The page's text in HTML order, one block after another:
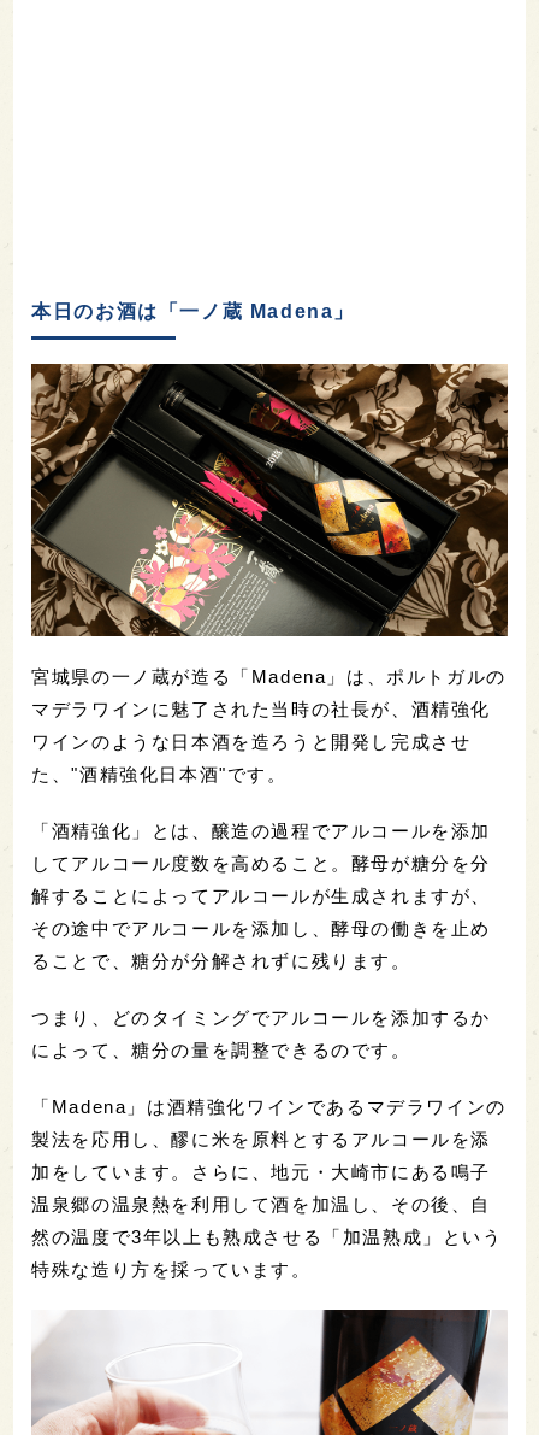
本日のお酒は「一ノ蔵 Madena」
宮城県の一ノ蔵が造る「Madena」は、ポルトガルの
マデラワインに魅了された当時の社長が、酒精強化
ワインのような日本酒を造ろうと開発し完成させ
た、"酒精強化日本酒"です。
「酒精強化」とは、醸造の過程でアルコールを添加
してアルコール度数を高めること。酵母が糖分を分
解することによってアルコールが生成されますが、
その途中でアルコールを添加し、酵母の働きを止め
ることで、糖分が分解されずに残ります。
つまり、どのタイミングでアルコールを添加するか
によって、糖分の量を調整できるのです。
「Madena」は酒精強化ワインであるマデラワインの
製法を応用し、醪に米を原料とするアルコールを添
加をしています。さらに、地元・大崎市にある鳴子
温泉郷の温泉熱を利用して酒を加温し、その後、自
然の温度で3年以上も熟成させる「加温熟成」という
特殊な造り方を採っています。